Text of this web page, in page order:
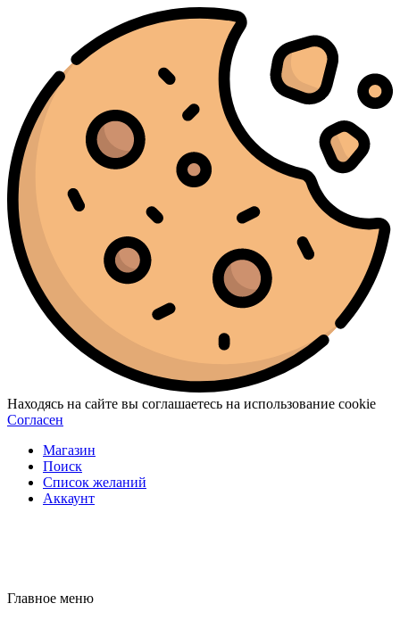
Находясь на сайте вы соглашаетесь на использование cookie
Согласен
Магазин
Поиск
Список желаний
Аккаунт
Главное меню